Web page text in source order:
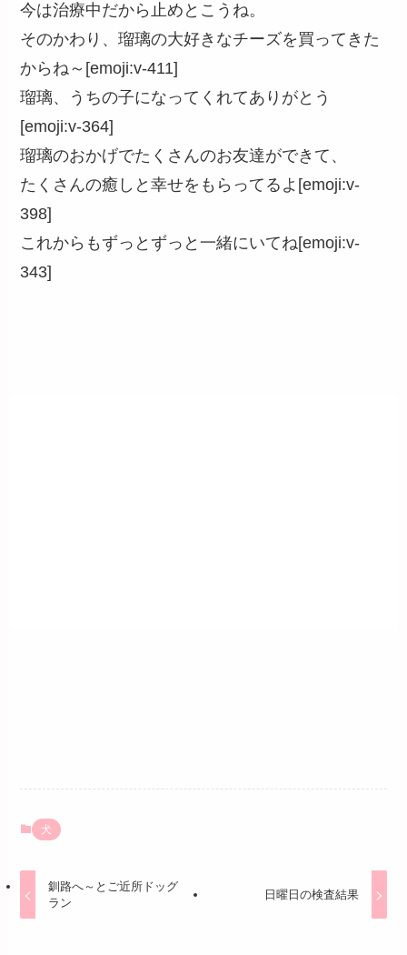
今は治療中だから止めとこうね。
そのかわり、瑠璃の大好きなチーズを買ってきた
からね～[emoji:v-411]
瑠璃、うちの子になってくれてありがとう
[emoji:v-364]
瑠璃のおかげでたくさんのお友達ができて、
たくさんの癒しと幸せをもらってるよ[emoji:v-
398]
これからもずっとずっと一緒にいてね[emoji:v-
343]
犬
釧路へ～とご近所ドッグ
ラン
日曜日の検査結果